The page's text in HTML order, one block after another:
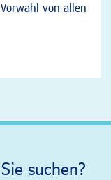
von allen
suchen?